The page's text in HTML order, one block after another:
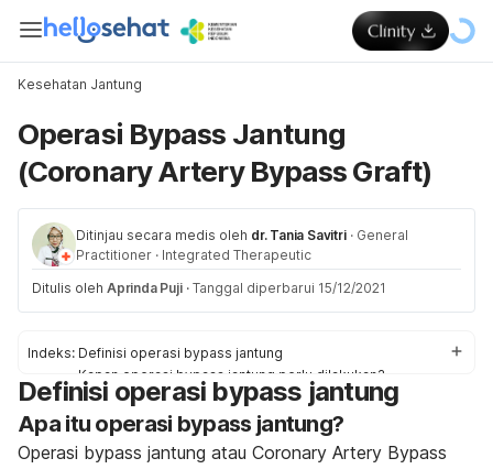
Kesehatan Jantung
Operasi Bypass Jantung
(Coronary Artery Bypass Graft)
Ditinjau secara medis oleh dr. Tania Savitri · General
Practitioner · Integrated Therapeutic
Ditulis oleh Aprinda Puji · Tanggal diperbarui 15/12/2021
Indeks: Definisi operasi bypass jantung
Kapan operasi bypass jantung perlu dilakukan?
Jenis-jenis operasi bypass jantung
Risiko dan efek samping operasi bypass jantung
Persiapan sebelum menjalani operasi bypass jantung
Prosedur operasi bypass jantung
Definisi operasi bypass jantung
Apa itu operasi bypass jantung?
Operasi bypass jantung atau Coronary Artery Bypass